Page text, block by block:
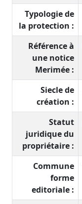
Typologie de
la protection :
Référence à
une notice
Merimée :
Siecle de
création :
Statut
juridique du
propriétaire :
Commune
forme
editoriale :